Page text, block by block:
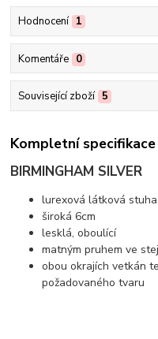
Hodnocení 1
Komentáře 0
Související zboží 5
Kompletní specifikace
BIRMINGHAM SILVER
lurexová látková
široká 6cm
lesklá, oboulící
matným pruhem ve
obou okrajích vetkán
požadovaného tvaru